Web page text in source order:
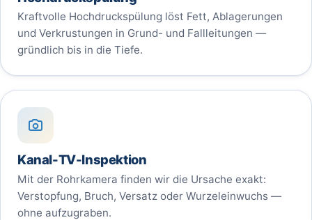
Kraftvolle Hochdruckspülung löst Fett, Ablagerungen
und Verkrustungen in Grund- und Fallleitungen —
gründlich bis in die Tiefe.
Kanal-TV-Inspektion
Mit der Rohrkamera finden wir die Ursache exakt:
Verstopfung, Bruch, Versatz oder Wurzeleinwuchs —
ohne aufzugraben.